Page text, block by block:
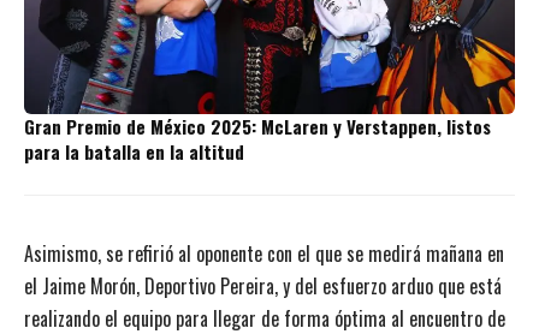
Gran Premio de México 2025: McLaren y Verstappen, listos
para la batalla en la altitud
Asimismo, se refirió al oponente con el que se medirá mañana en
el Jaime Morón, Deportivo Pereira, y del esfuerzo arduo que está
realizando el equipo para llegar de forma óptima al encuentro de